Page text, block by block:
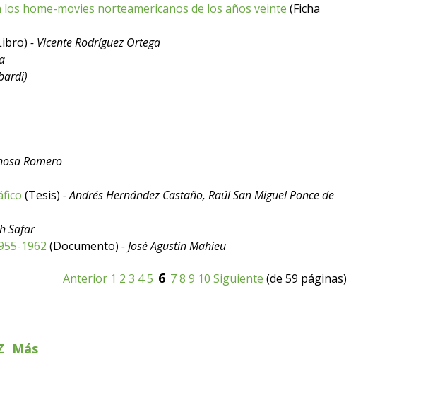
home-movies norteamericanos de los años veinte (Ficha
- Vicente Rodríguez Ortega
Romero
(Tesis) - Andrés Hernández Castaño, Raúl San Miguel Ponce de
Safar
1962 (Documento) - José Agustín Mahieu
Anterior 1 2 3 45 6 78 9 10 Siguiente (de 59 páginas)
Más